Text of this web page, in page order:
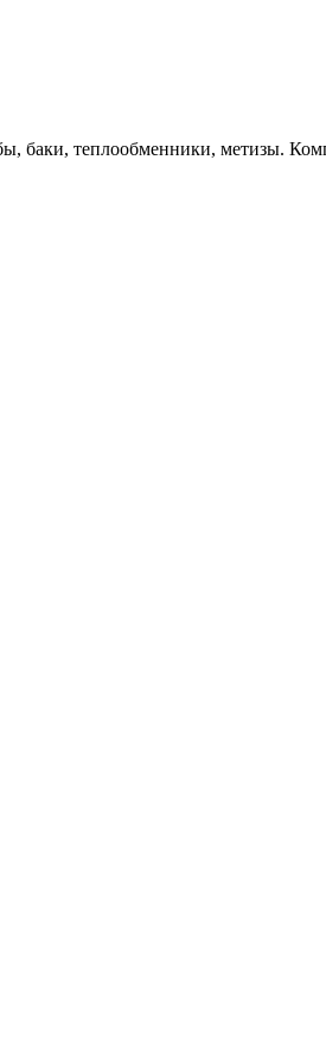
баки, теплообменники, метизы.